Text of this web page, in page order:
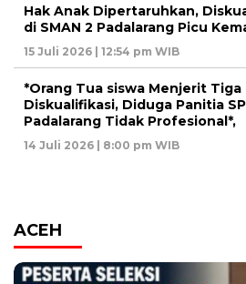
Hak Anak Dipertaruhkan,
di SMAN 2 Padalarang Picu
15 Juli 2026 | 12:54 pm WIB
*Orang Tua siswa Menjerit Tiga
Diskualifikasi, Diduga Panitia
Padalarang Tidak Profesional*,
14 Juli 2026 | 8:00 pm WIB
ACEH